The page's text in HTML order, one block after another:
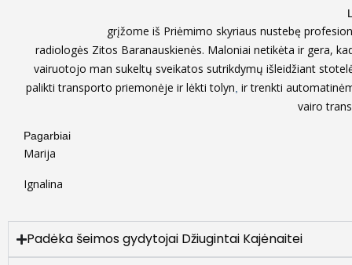
grįžome iš Priėmimo skyriaus nustebę
radiologės Zitos Baranauskienės. Maloniai netikėta ir gera,
vairuotojo man sukeltų sveikatos sutrikdymų išleidžiant
palikti transporto priemonėje ir lėkti tolyn ir trenkti
vairo
Pagarbiai
Marija
Ignalina
Padėka šeimos gydytojai Džiugintai Kajėnaitei